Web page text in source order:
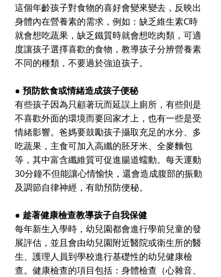
這個年齡孩子對食物的喜好會變來變去，反映出
身體內在營養素的需求，例如：缺乏維生素C時
就會想吃蔬果，缺乏鐵質時就會想吃肉類，可適
度讓孩子選擇喜歡的食物，教導孩子分辨營養素
不同的種類，不要過於強迫孩子。
● 預防飲食或情緒造成孩子便秘
有些孩子因為只顧著玩而延誤上廁所，有些則是
不喜歡外面的環境而要回家才上，也有一些是受
情緒影響。爸媽要鼓勵孩子攝取充足的水分、多
吃蔬果，主食可加入高纖的胚牙米、全麥麵包
等，其中富含纖維質可促進腸道蠕動。每天運動
30分鐘不但能讓心情愉快，還會造成腹部的振動
及調節自律神經，有助預防便秘。
● 趁著健康檢查教導孩子自我保健
每年新生入學時，幼兒園都會進行學前兒童的發
展評估，並且會由幼兒園附近醫院或衛生所的醫
生、護理人員到學校進行基礎性的幼兒健康檢
查。健康檢查的項目包括：身體檢查（心雜音、